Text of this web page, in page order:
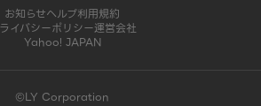
お知らせヘルプ利用規約
イバシーポリシー運営会社
Yahoo! JAPAN
©LY Corporation